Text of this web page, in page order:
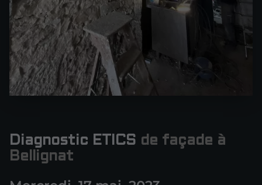
Diagnostic ETICS de façade à
Bellignat